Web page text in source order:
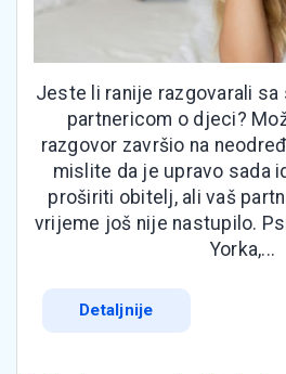
Jeste li ranije razgovarali
partnericom o djeci?
razgovor završio na
mislite da je upravo sada
proširiti obitelj, ali vaš
vrijeme još nije nastupilo.
Yorka,...
Detaljnije